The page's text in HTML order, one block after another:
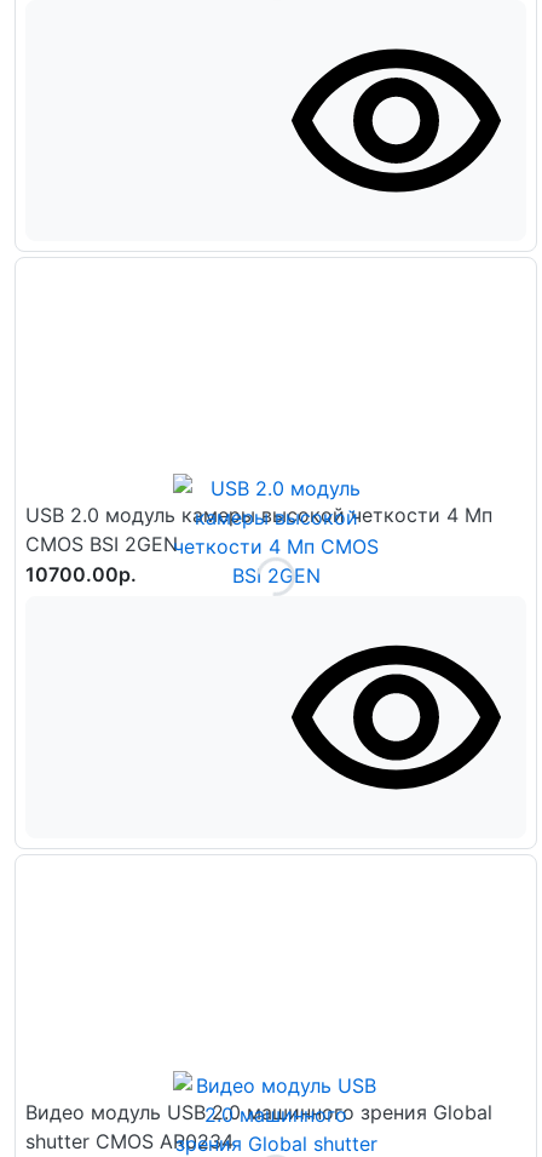
USB 2.0 модуль камеры высокой четкости 4 Мп
CMOS BSI 2GEN
10700.00р.
Видео модуль USB 2.0 машинного зрения Global
shutter CMOS AR0234